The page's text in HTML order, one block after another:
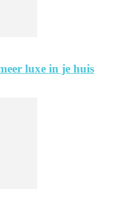
luxe in je huis